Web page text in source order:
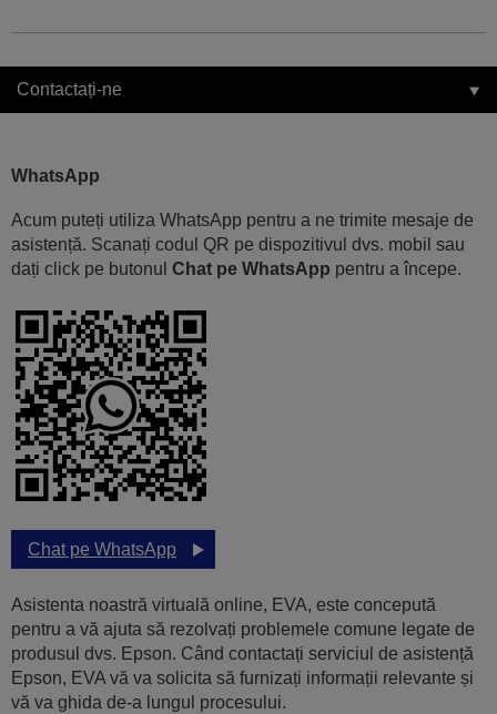
Contactați-ne
WhatsApp
Acum puteți utiliza WhatsApp pentru a ne trimite mesaje de
asistență. Scanați codul QR pe dispozitivul dvs. mobil sau
dați click pe butonul Chat pe WhatsApp pentru a începe.
Chat pe WhatsApp
Asistenta noastră virtuală online, EVA, este concepută
pentru a vă ajuta să rezolvați problemele comune legate de
produsul dvs. Epson. Când contactați serviciul de asistență
Epson, EVA vă va solicita să furnizați informații relevante și
vă va ghida de-a lungul procesului.